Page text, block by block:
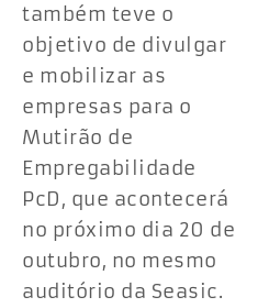
também teve o
objetivo de divulgar
e mobilizar as
empresas para o
Mutirão de
Empregabilidade
PcD, que acontecerá
no próximo dia 20 de
outubro, no mesmo
auditório da Seasic.